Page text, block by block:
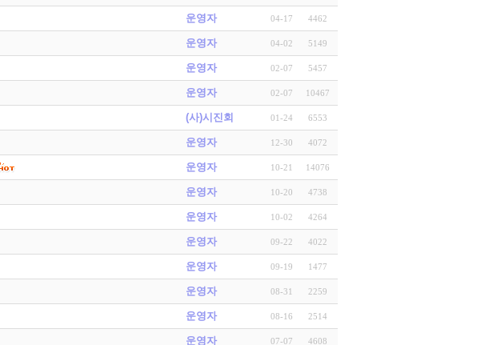
운영자 04-17 4462
운영자 04-02 5149
운영자 02-07 5457
운영자 02-07 10467
(사)시진회 01-24 6553
운영자 12-30 4072
운영자 10-21 14076
운영자 10-20 4738
운영자 10-02 4264
운영자 09-22 4022
운영자 09-19 1477
운영자 08-31 2259
운영자 08-16 2514
운영자 07-07 4608